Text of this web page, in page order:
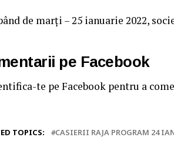
de marți – 25 ianuarie 2022,
pe Facebook
te pe Facebook pentru a
TOPICS: CASIERII RAJA PROGRAM 24